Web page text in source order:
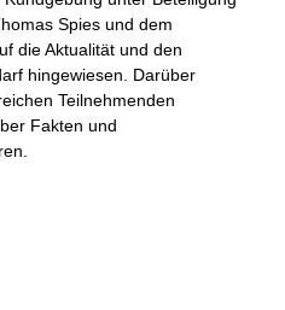
Spies und dem
die Aktualität und den
hingewiesen. Darüber
Teilnehmenden
Fakten und